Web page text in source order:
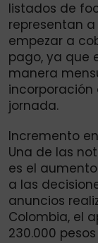
listados de
representan
empezar a
pago, ya que
manera
jornada.
Incremento
Una de las
es el
a las
anuncios
Colombia, el
230.000